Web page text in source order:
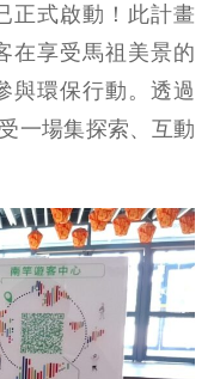
正式啟動！此計畫
在享受馬祖美景的
與環保行動。透過
一場集探索、互動